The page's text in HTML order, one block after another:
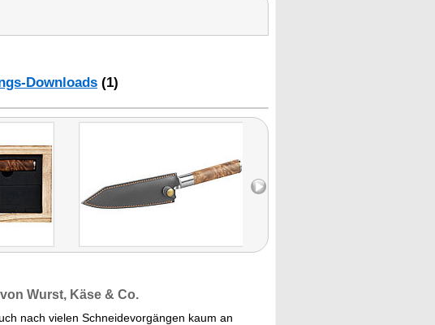
Downloads (1)
Wurst, Käse & Co.
nach vielen Schneidevorgängen kaum an